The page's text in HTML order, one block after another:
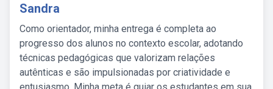
Sandra
Como orientador, minha entrega é completa ao
progresso dos alunos no contexto escolar, adotando
técnicas pedagógicas que valorizam relações
autênticas e são impulsionadas por criatividade e